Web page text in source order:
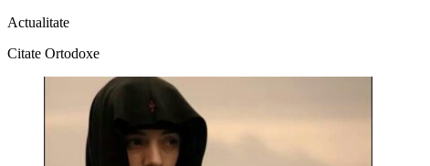
Actualitate
Citate Ortodoxe